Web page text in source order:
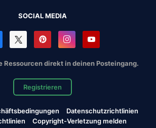
SOCIAL MEDIA
Ressourcen direkt in deinen Posteingang.
Registrieren
Datenschutzrichtlinien
Copyright-Verletzung melden